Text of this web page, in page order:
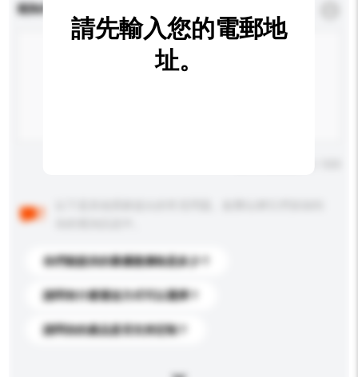
查詢內容
你們能提供的最優惠價格是多少？
請問有什麼運送方式可以選擇？
請問你的產品是否支持定制？
請先輸入您的電郵地
址。